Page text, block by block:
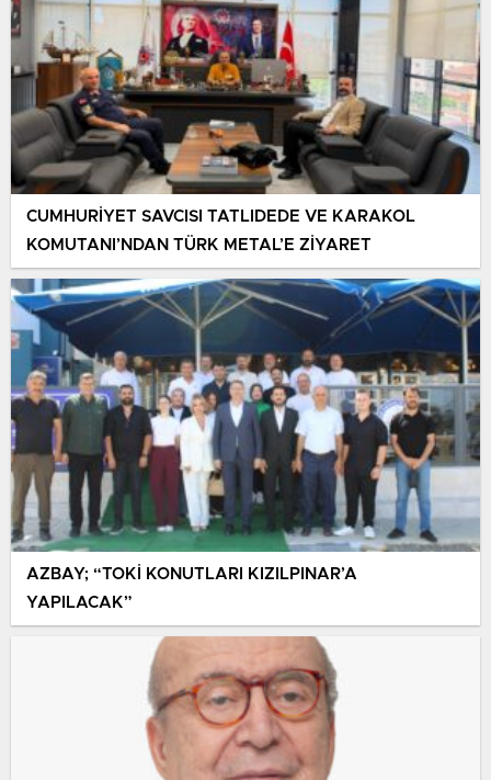
CUMHURİYET SAVCISI TATLIDEDE VE KARAKOL
KOMUTANI’NDAN TÜRK METAL’E ZİYARET
AZBAY; “TOKİ KONUTLARI KIZILPINAR’A
YAPILACAK”